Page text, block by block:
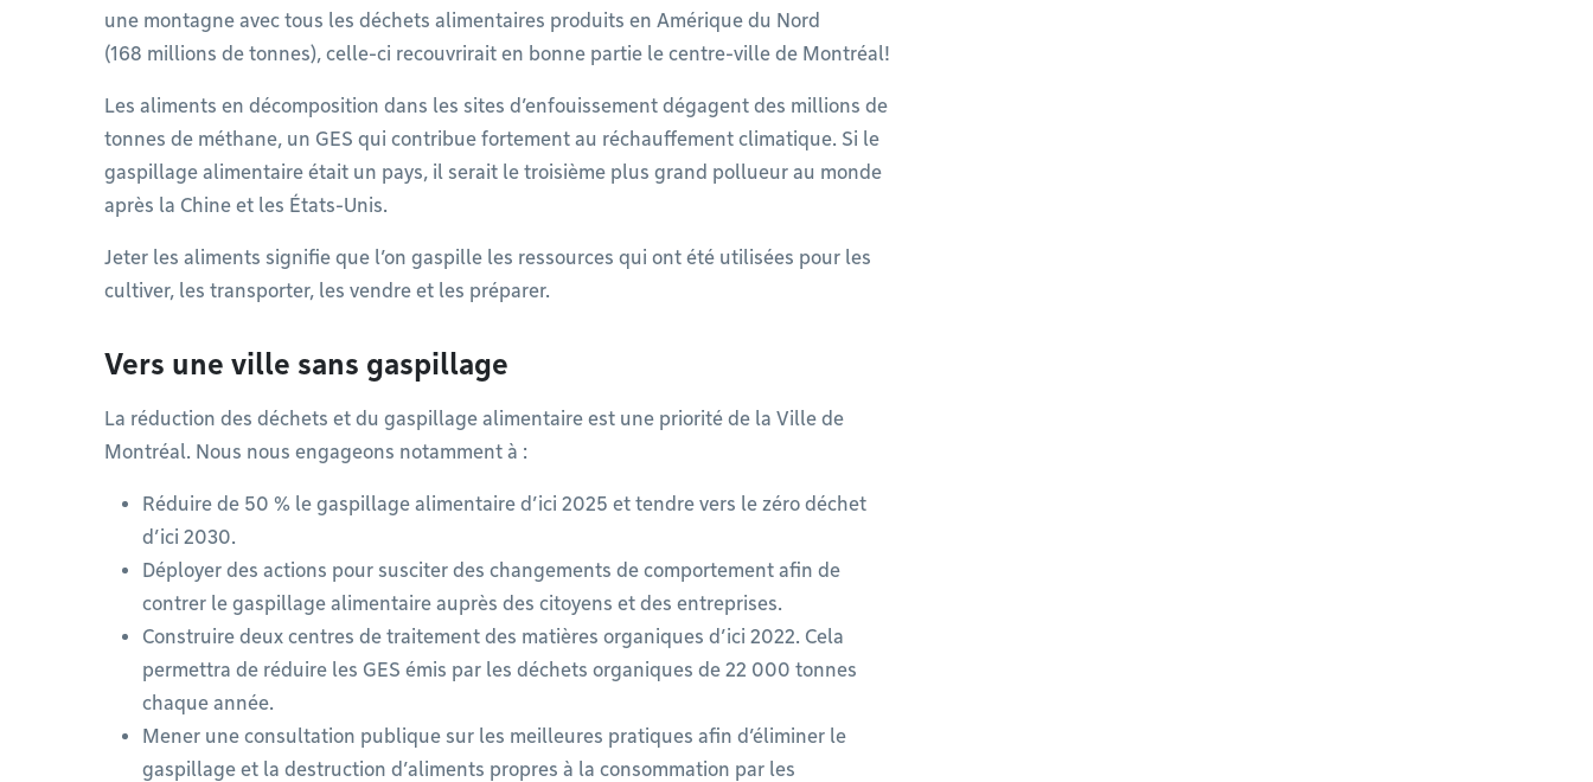
une montagne avec tous les déchets alimentaires produits en Amérique du Nord
(168 millions de tonnes), celle-ci recouvrirait en bonne partie le centre-ville de Montréal!
Les aliments en décomposition dans les sites d’enfouissement dégagent des millions de
tonnes de méthane, un GES qui contribue fortement au réchauffement climatique. Si le
gaspillage alimentaire était un pays, il serait le troisième plus grand pollueur au monde
après la Chine et les États-Unis.
Jeter les aliments signifie que l’on gaspille les ressources qui ont été utilisées pour les
cultiver, les transporter, les vendre et les préparer.
Vers une ville sans gaspillage
La réduction des déchets et du gaspillage alimentaire est une priorité de la Ville de
Montréal. Nous nous engageons notamment à :
Réduire de 50 % le gaspillage alimentaire d’ici 2025 et tendre vers le zéro déchet
d’ici 2030.
Déployer des actions pour susciter des changements de comportement afin de
contrer le gaspillage alimentaire auprès des citoyens et des entreprises.
Construire deux centres de traitement des matières organiques d’ici 2022. Cela
permettra de réduire les GES émis par les déchets organiques de 22 000 tonnes
chaque année.
Mener une consultation publique sur les meilleures pratiques afin d’éliminer le
gaspillage et la destruction d’aliments propres à la consommation par les